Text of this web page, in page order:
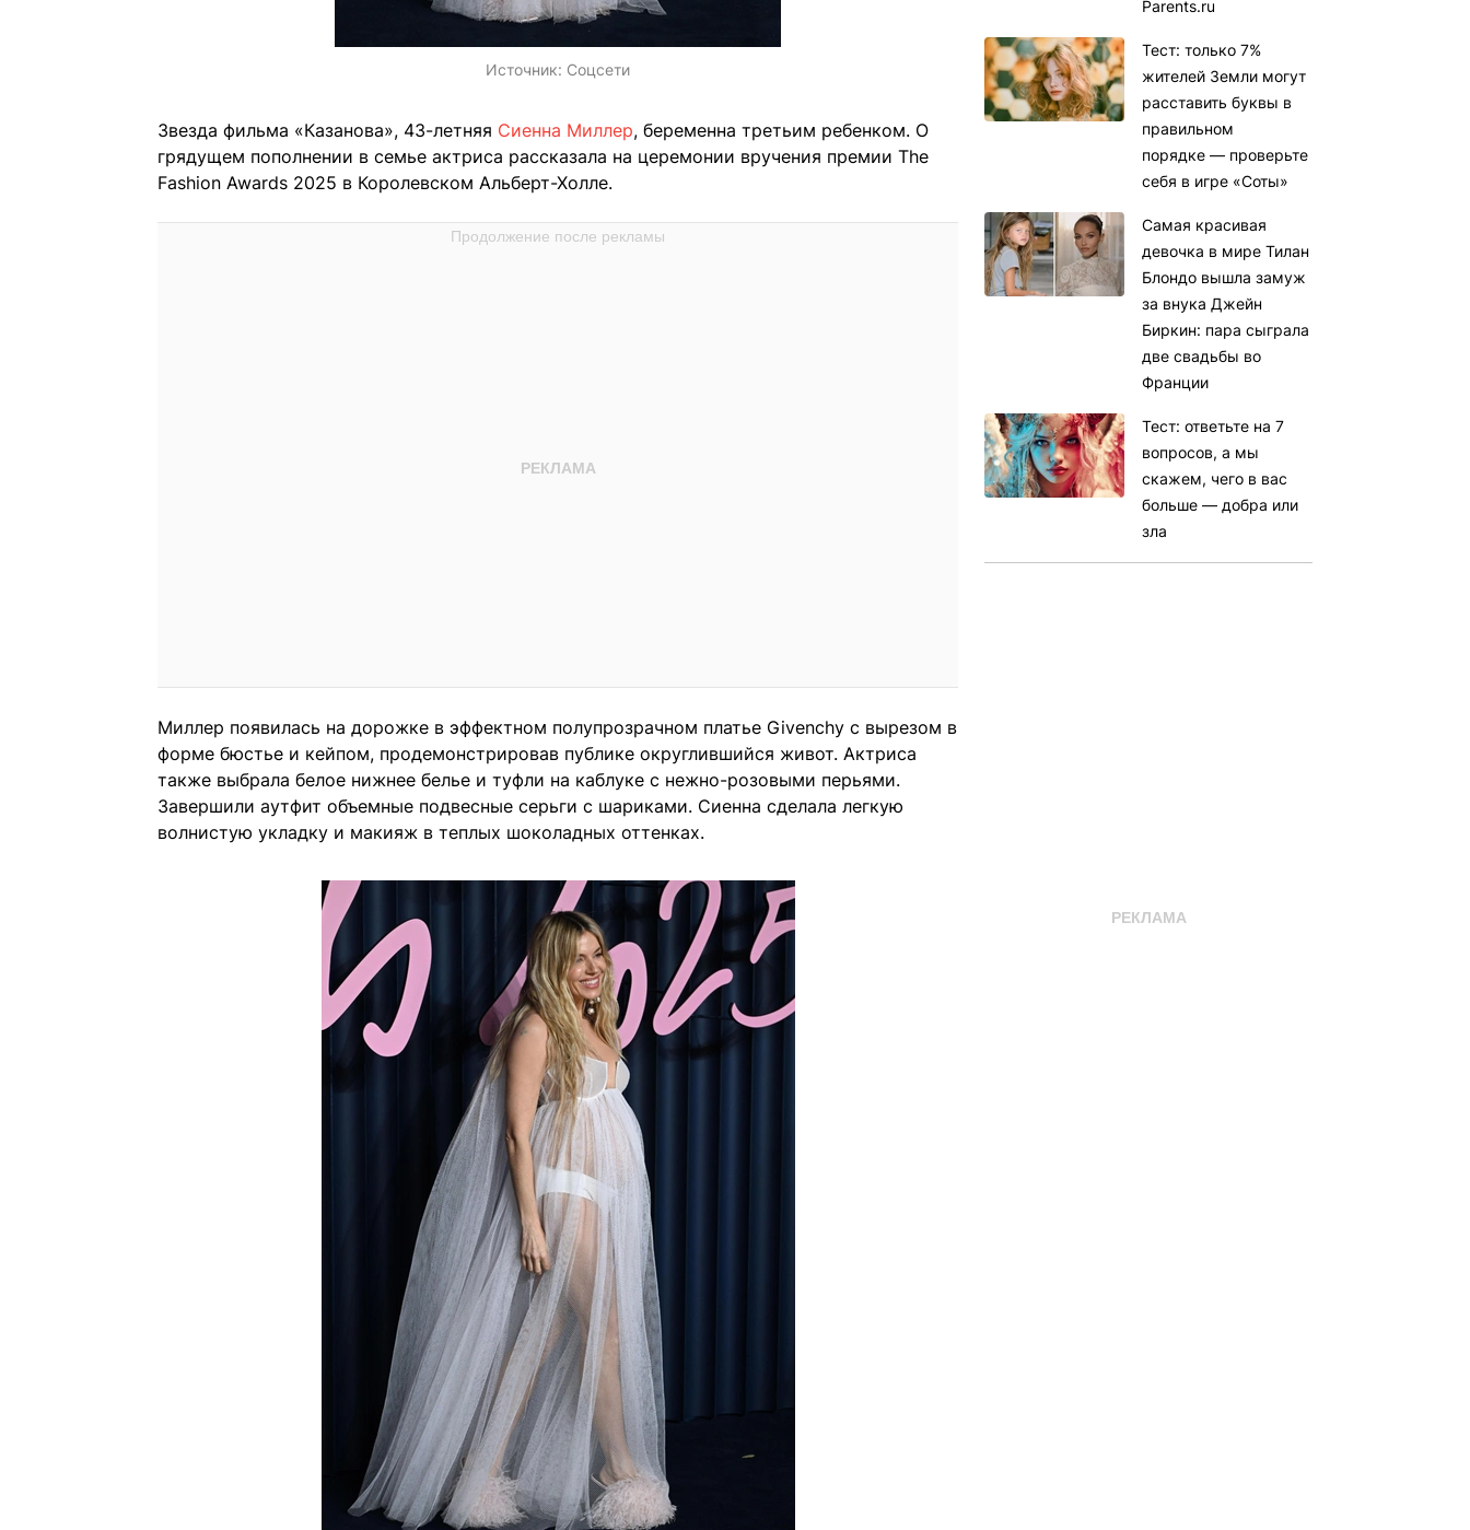
Источник: Соцсети
Звезда фильма «Казанова», 43-летняя Сиенна Миллер, беременна третьим ребенком. О
грядущем пополнении в семье актриса рассказала на церемонии вручения премии The
Fashion Awards 2025 в Королевском Альберт-Холле.
Миллер появилась на дорожке в эффектном полупрозрачном платье Givenchy с вырезом в
форме бюстье и кейпом, продемонстрировав публике округлившийся живот. Актриса
также выбрала белое нижнее белье и туфли на каблуке с нежно-розовыми перьями.
Завершили аутфит объемные подвесные серьги с шариками. Сиенна сделала легкую
волнистую укладку и макияж в теплых шоколадных оттенках.
Parents.ru
Тест: только 7%
жителей Земли могут
расставить буквы в
правильном
порядке — проверьте
себя в игре «Соты»
Самая красивая
девочка в мире Тилан
Блондо вышла замуж
за внука Джейн
Биркин: пара сыграла
две свадьбы во
Франции
Тест: ответьте на 7
вопросов, а мы
скажем, чего в вас
больше — добра или
зла